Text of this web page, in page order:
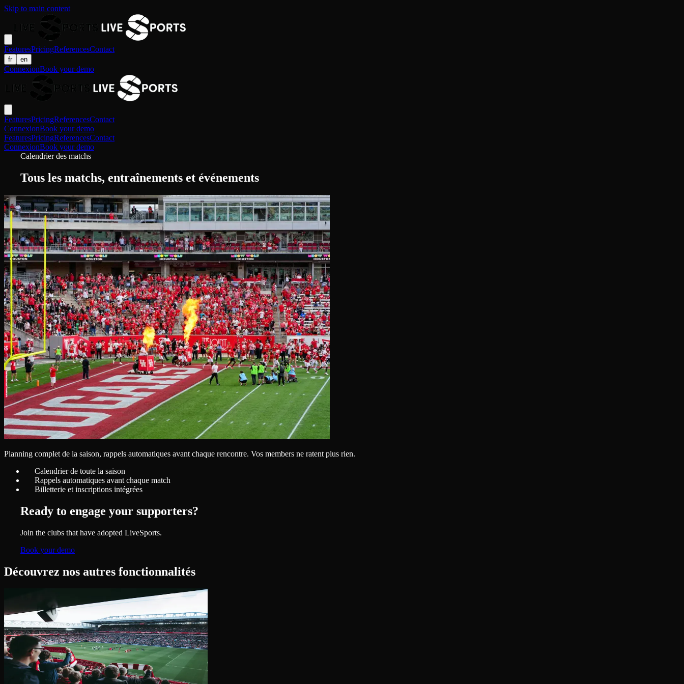
Skip to main content
FeaturesPricingReferencesContact
fr en
ConnexionBook your demo
FeaturesPricingReferencesContact
ConnexionBook your demo
FeaturesPricingReferencesContact
ConnexionBook your demo
Calendrier des matchs
Tous les matchs, entraînements et événements
Planning complet de la saison, rappels automatiques avant chaque rencontre. Vos members ne ratent plus rien.
Calendrier de toute la saison
Rappels automatiques avant chaque match
Billetterie et inscriptions intégrées
Ready to engage your supporters?
Join the clubs that have adopted LiveSports.
Book your demo
Découvrez nos autres fonctionnalités